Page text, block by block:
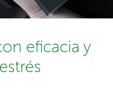
Debería cubrir al menos un
de forma que puedas
estos conceptos y llámalo
deben contribuir a tu
eficacia y